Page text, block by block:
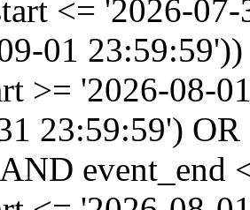
<= '2026-
01
>= '2026-08-
23:59:59')
event_end